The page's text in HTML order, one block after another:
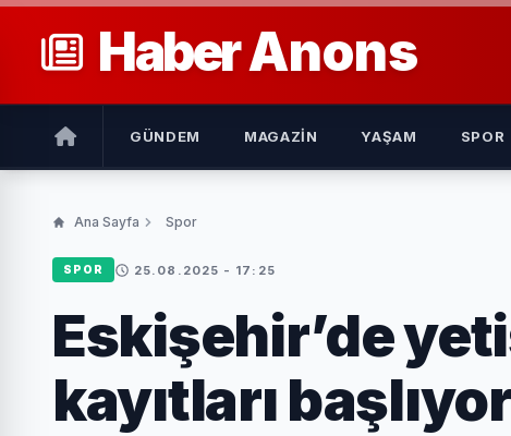
HaberAnons
GÜNDEM MAGAZIN YAŞAM SPOR
Ana Sayfa Spor
SPOR 25.08.2025 - 17:25
Eskişehir’de
kayıtları başlıyor